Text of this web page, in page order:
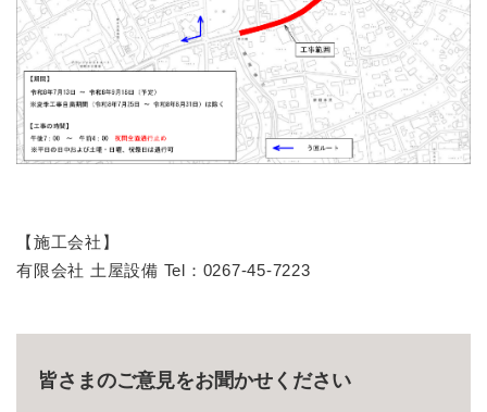
【施工会社】
有限会社 土屋設備 Tel：0267-45-7223
皆さまのご意見をお聞かせください